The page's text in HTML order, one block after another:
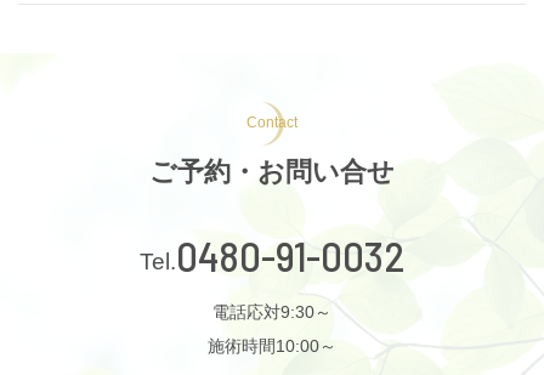
Contact
ご予約・お問い合せ
0480-91-0032
電話応対9:30～
施術時間10:00～